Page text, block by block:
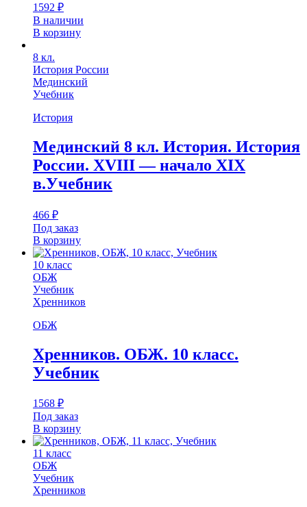
1592 ₽
В наличии
В корзину
8 кл.
История России
Мединский
Учебник
История
Мединский 8 кл. История. История
России. XVIII — начало XIX
в.Учебник
466 ₽
Под заказ
В корзину
10 класс
ОБЖ
Учебник
Хренников
ОБЖ
Хренников. ОБЖ. 10 класс.
Учебник
1568 ₽
Под заказ
В корзину
11 класс
ОБЖ
Учебник
Хренников